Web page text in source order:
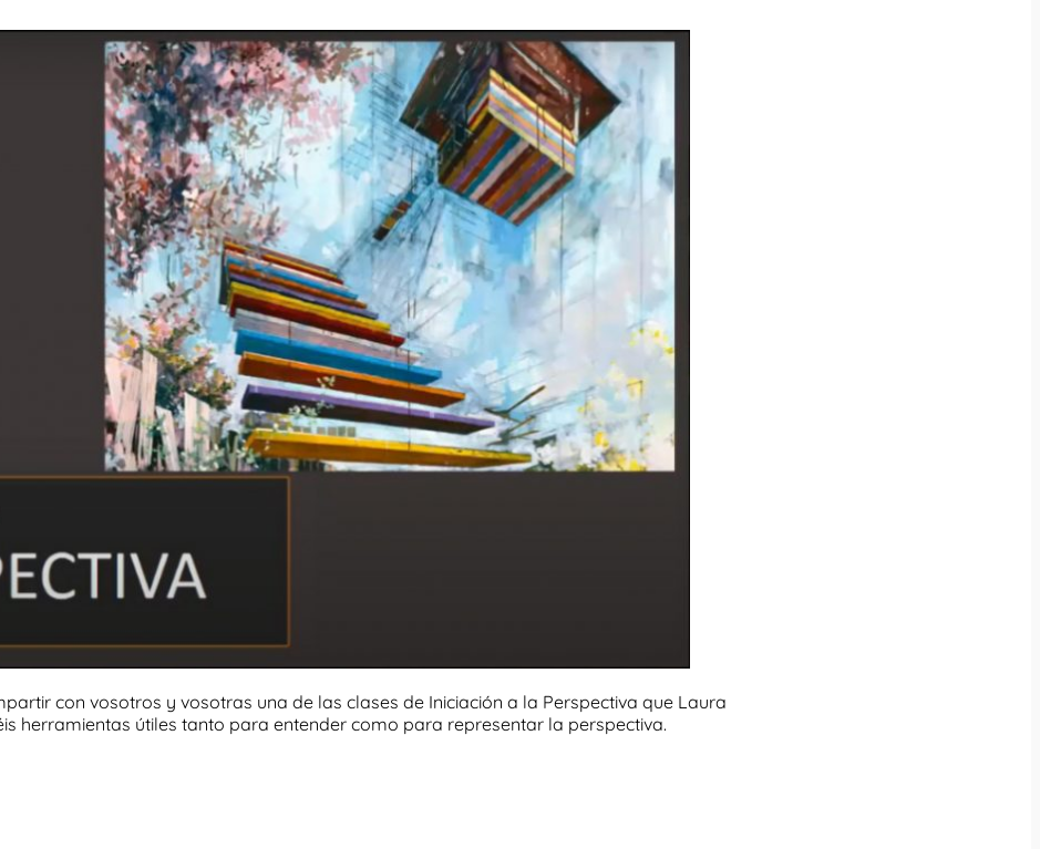
con vosotros y vosotras una de las clases de Iniciación a la Perspectiva que Laura
herramientas útiles tanto para entender como para representar la perspectiva.